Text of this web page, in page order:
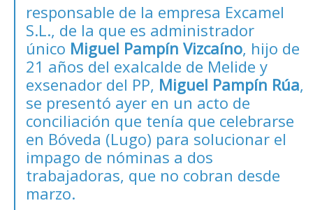
responsable de la empresa Excamel
S.L., de la que es administrador
único Miguel Pampín Vizcaíno, hijo de
21 años del exalcalde de Melide y
exsenador del PP, Miguel Pampín Rúa,
se presentó ayer en un acto de
conciliación que tenía que celebrarse
en Bóveda (Lugo) para solucionar el
impago de nóminas a dos
trabajadoras, que no cobran desde
marzo.